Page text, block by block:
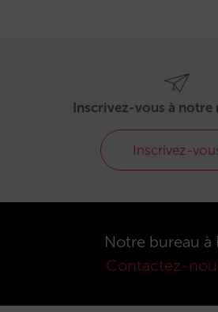
Inscrivez-vous à notre
Inscrivez-
Notre bureau à
Contactez-